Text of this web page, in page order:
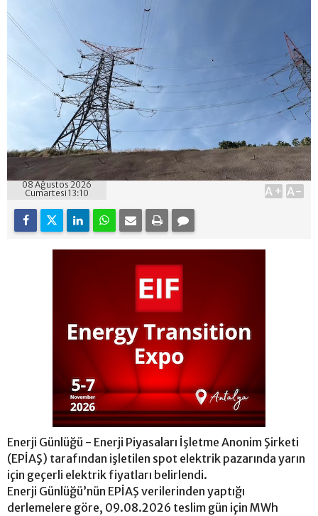
08 Ağustos 2026
Cumartesi 13:10
A+ A-
Enerji Günlüğü - Enerji Piyasaları İşletme Anonim Şirketi
(EPİAŞ) tarafından işletilen spot elektrik pazarında yarın
için geçerli elektrik fiyatları belirlendi.
Enerji Günlüğü’nün EPİAŞ verilerinden yaptığı
derlemelere göre, 09.08.2026 teslim gün için MWh